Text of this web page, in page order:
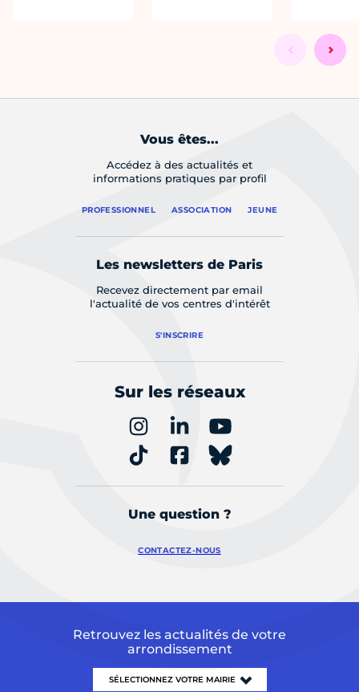
Vous êtes...
Accédez à des actualités et
informations pratiques par profil
PROFESSIONNEL ASSOCIATION JEUNE
Les newsletters de Paris
Recevez directement par email
l'actualité de vos centres d'intérêt
S'INSCRIRE
Sur les réseaux
Une question ?
CONTACTEZ-NOUS
Retrouvez les actualités de votre
arrondissement